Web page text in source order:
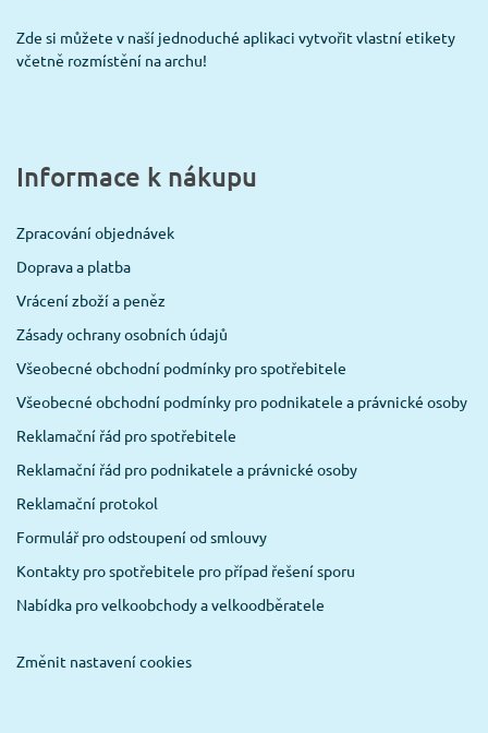
Zde si můžete v naší jednoduché aplikaci vytvořit vlastní etikety
včetně rozmístění na archu!
Informace k nákupu
Zpracování objednávek
Doprava a platba
Vrácení zboží a peněz
Zásady ochrany osobních údajů
Všeobecné obchodní podmínky pro spotřebitele
Všeobecné obchodní podmínky pro podnikatele a právnické osoby
Reklamační řád pro spotřebitele
Reklamační řád pro podnikatele a právnické osoby
Reklamační protokol
Formulář pro odstoupení od smlouvy
Kontakty pro spotřebitele pro případ řešení sporu
Nabídka pro velkoobchody a velkoodběratele
Změnit nastavení cookies